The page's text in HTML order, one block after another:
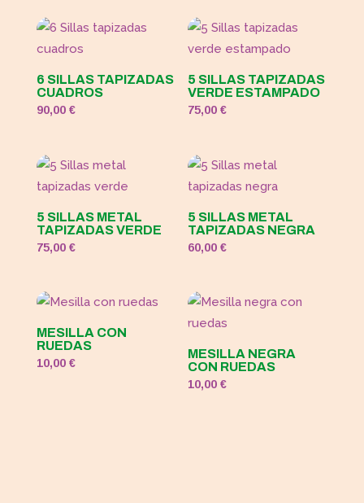
6 SILLAS TAPIZADAS
CUADROS
90,00 €
5 SILLAS TAPIZADAS
VERDE ESTAMPADO
75,00€
5 SILLAS METAL
TAPIZADAS VERDE
75,00 €
5 SILLAS METAL
TAPIZADAS NEGRA
60,00€
MESILLA CON
RUEDAS
10,00 €
MESILLA NEGRA
CON RUEDAS
10,00€